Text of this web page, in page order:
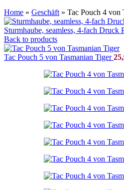
Home » Geschäft » Tac Pouch 4 von
Sturmhaube, seamless, 4-fach
Back to products
Tac Pouch 5 von Tasmanian Tiger